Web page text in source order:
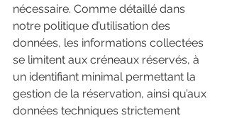
nécessaire. Comme détaillé dans
notre politique d’utilisation des
données, les informations collectées
se limitent aux créneaux réservés, à
un identifiant minimal permettant la
gestion de la réservation, ainsi qu’aux
données techniques strictement